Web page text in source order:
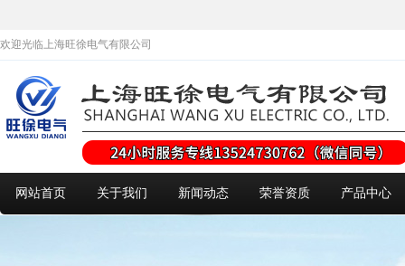
欢迎光临上海旺徐电气有限公司
网站首页 关于我们 新闻动态 荣誉资质 产品中心